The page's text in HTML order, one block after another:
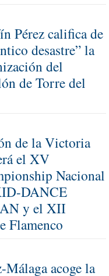
Pérez califica de
desastre” la
del
de Torre del
de la Victoria
el XV
Nacional
DANCE
y el XII
Flamenco
Málaga acoge la